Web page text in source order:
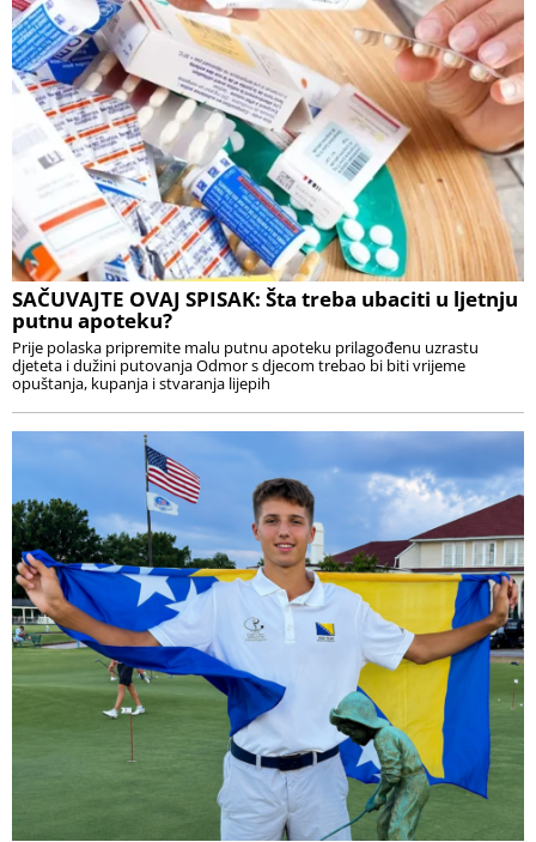
SAČUVAJTE OVAJ SPISAK: Šta treba ubaciti u ljetnju
putnu apoteku?
Prije polaska pripremite malu putnu apoteku prilagođenu uzrastu
djeteta i dužini putovanja Odmor s djecom trebao bi biti vrijeme
opuštanja, kupanja i stvaranja lijepih